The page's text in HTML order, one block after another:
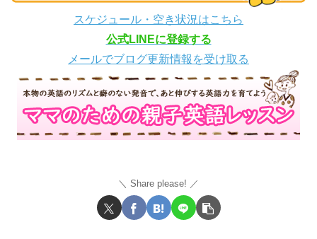
スケジュール・空き状況はこちら
公式LINEに登録する
メールでブログ更新情報を受け取る
Share please!